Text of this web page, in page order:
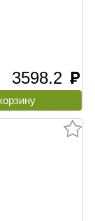
3598.2 руб